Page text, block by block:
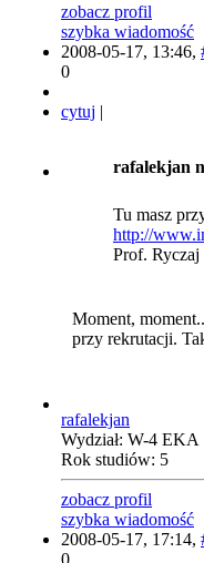
zobacz profil
szybka wiadomość
2008-05-17, 13:46,
0
cytuj |
rafalekjan
Tu masz
http://
Prof. Ryczaj
Moment,
przy rekrutacji.
rafalekjan
Wydział: W-4 EKA
Rok studiów: 5
zobacz profil
szybka wiadomość
2008-05-17, 17:14,
0